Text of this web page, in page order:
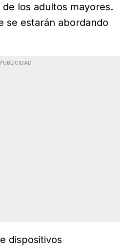
los adultos mayores.
se estarán abordando
PUBLICIDAD
dispositivos